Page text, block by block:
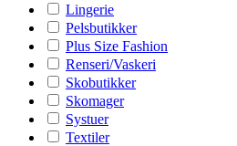
Lingerie
Pelsbutikker
Plus Size Fashion
Renseri/Vaskeri
Skobutikker
Skomager
Systuer
Textiler